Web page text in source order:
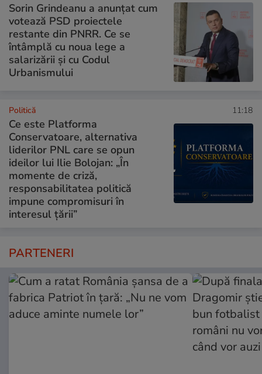
Sorin Grindeanu a anunțat cum
votează PSD proiectele
restante din PNRR. Ce se
întâmplă cu noua lege a
salarizării și cu Codul
Urbanismului
Politică 11:18
Ce este Platforma
Conservatoare, alternativa
liderilor PNL care se opun
ideilor lui Ilie Bolojan: „În
momente de criză,
responsabilitatea politică
impune compromisuri în
interesul țării”
PARTENERI